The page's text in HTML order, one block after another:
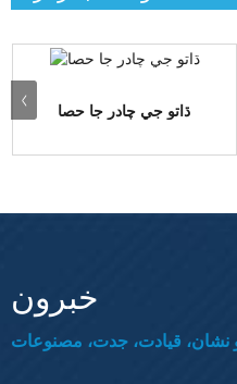
ڌاتو جي چادر جا حصا
خبرون
قيادت، جدت، مصنوعات